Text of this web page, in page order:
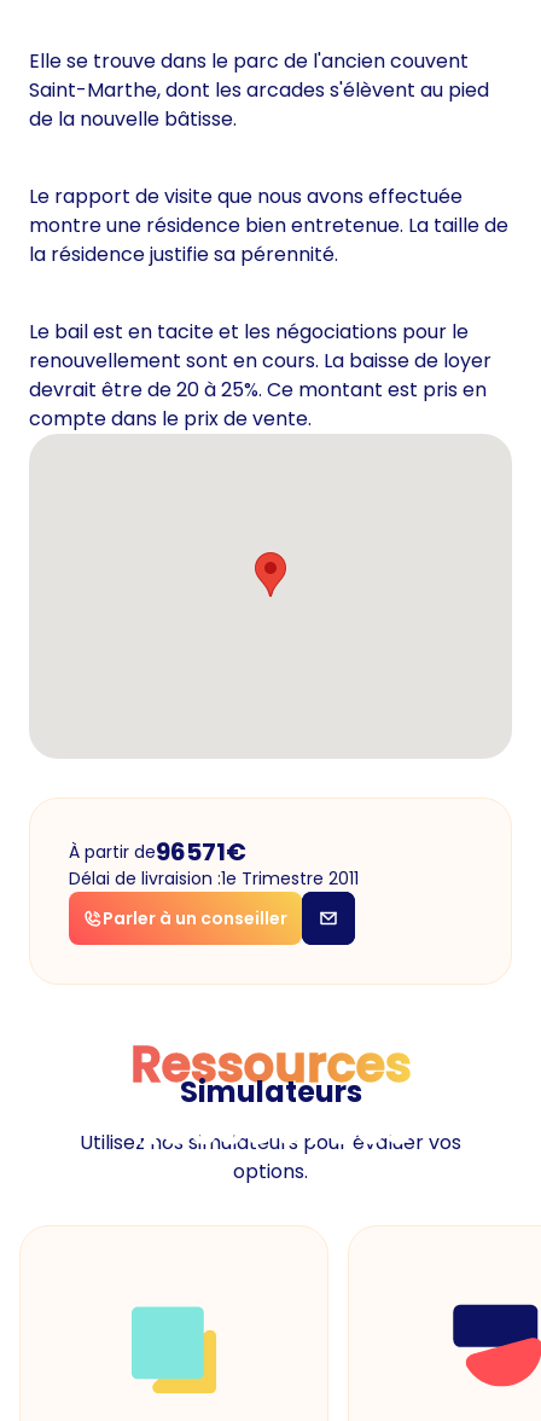
Elle se trouve dans le parc de l'ancien couvent
Saint-Marthe, dont les arcades s'élèvent au pied
de la nouvelle bâtisse.
Le rapport de visite que nous avons effectuée
montre une résidence bien entretenue. La taille de
la résidence justifie sa pérennité.
Le bail est en tacite et les négociations pour le
renouvellement sont en cours. La baisse de loyer
devrait être de 20 à 25%. Ce montant est pris en
compte dans le prix de vente.
À partir de96571€
Délai de livraision :1e Trimestre 2011
Parler à un conseiller
Ressources
Ressources
Simulateurs
Utilisez nos simulateurs pour évaluer vos
options.